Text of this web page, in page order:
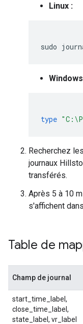
Linux :
sudo
type
Recherchez
journaux
transférés.
Après 5 à 10
s'affichent
Table de
Champ de journal
start_time_label,
close_time_label,
state_label, vr_label